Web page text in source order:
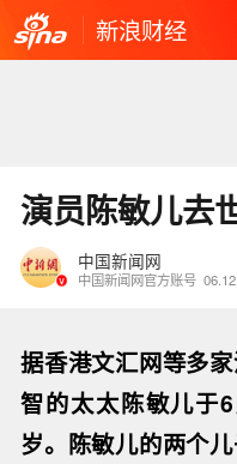
新浪财经
演员陈敏儿去
中国新闻网
中国新闻网官方账号 06.12
据香港文汇网等多
智的太太陈敏儿于
岁。陈敏儿的两个